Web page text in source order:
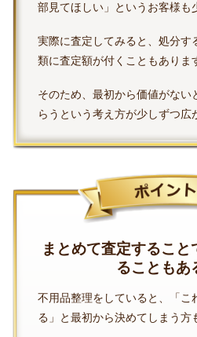
部見てほしい」というお客様も
実際に査定してみると、処分す
類に査定額が付くこともありま
そのため、最初から価値がない
らうという考え方が少しずつ広
まとめて査定するこ
ることもあ
不用品整理をしていると、「こ
る」と最初から決めてしまう方